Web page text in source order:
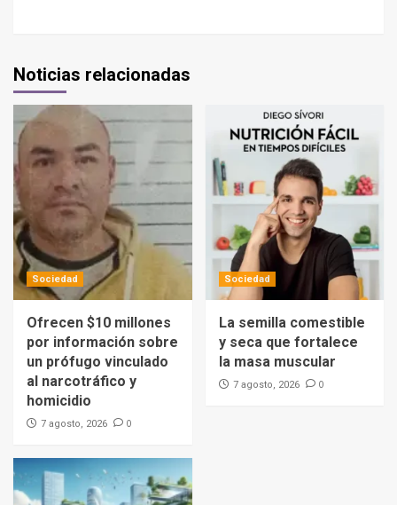
Noticias relacionadas
Sociedad
Ofrecen $10 millones
por información sobre
un prófugo vinculado
al narcotráfico y
homicidio
7 agosto, 2026 0
Sociedad
La semilla comestible
y seca que fortalece
la masa muscular
7 agosto, 2026 0